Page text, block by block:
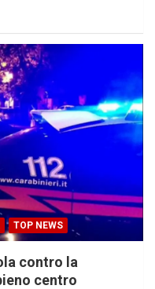
TOP NEWS
contro la
centro